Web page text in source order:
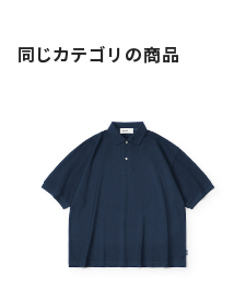
同じカテゴリの商品